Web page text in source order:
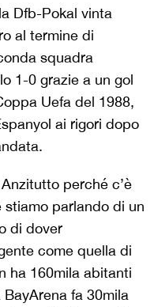
Dfb-Pokal vinta
al termine di
squadra
1-0 grazie a un gol
Uefa del 1988,
ai rigori dopo
perché c’è
parlando di un
di dover
come quella di
ha 160mila abitanti
fa 30mila